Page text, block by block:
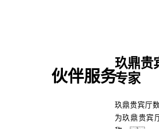
伙伴服务
玖鼎贵
专家
玖鼎贵宾厅
为玖鼎贵宾